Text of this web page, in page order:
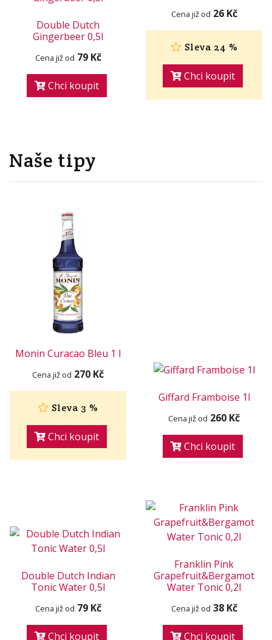
Double Dutch
Gingerbeer 0,5l
Cena již od 79 Kč
Chci koupit
Cena již od 26 Kč
Sleva 24 %
Chci koupit
Naše tipy
Monin Curacao Bleu 1 l
Cena již od 270 Kč
Sleva 3 %
Chci koupit
Giffard Framboise 1l
Cena již od 260 Kč
Chci koupit
Double Dutch Indian
Tonic Water 0,5l
Cena již od 79 Kč
Chci koupit
Franklin Pink
Grapefruit&Bergamot
Water Tonic 0,2l
Cena již od 38 Kč
Chci koupit